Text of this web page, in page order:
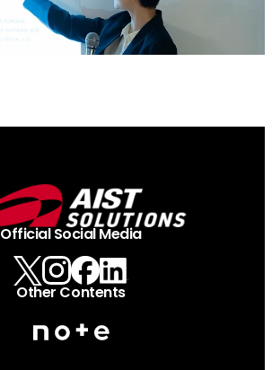
Official Social Media
Other Contents